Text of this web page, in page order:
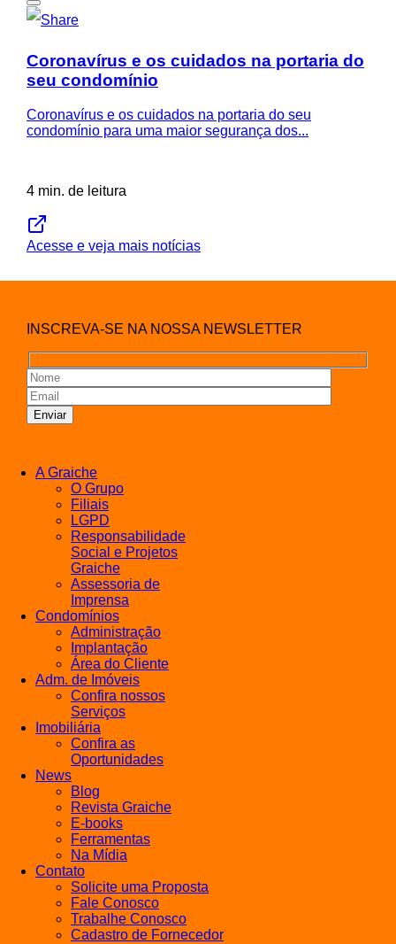
Coronavírus e os cuidados na portaria do
seu condomínio
Coronavírus e os cuidados na portaria do seu
condomínio para uma maior segurança dos...
4 min. de leitura
Acesse e veja mais notícias
INSCREVA-SE NA NOSSA NEWSLETTER
A Graiche
O Grupo
Filiais
LGPD
Responsabilidade
Social e Projetos
Graiche
Assessoria de
Imprensa
Condomínios
Administração
Implantação
Área do Cliente
Adm. de Imóveis
Confira nossos
Serviços
Imobiliária
Confira as
Oportunidades
News
Blog
Revista Graiche
E-books
Ferramentas
Na Mídia
Contato
Solicite uma Proposta
Fale Conosco
Trabalhe Conosco
Cadastro de Fornecedor